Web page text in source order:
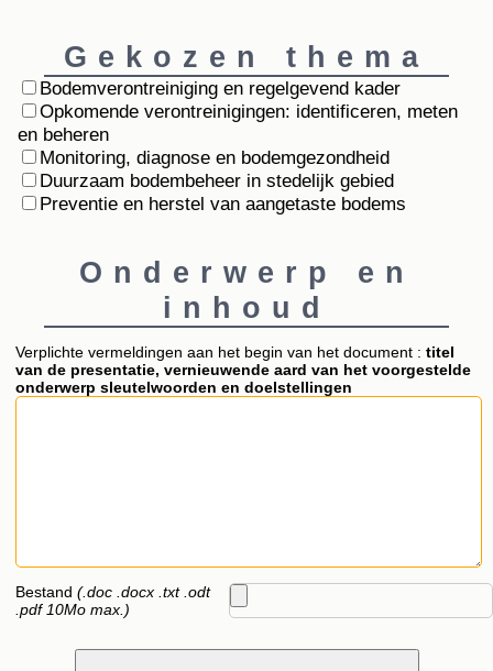
Gekozen thema
Bodemverontreiniging en regelgevend kader
Opkomende verontreinigingen: identificeren, meten
en beheren
Monitoring, diagnose en bodemgezondheid
Duurzaam bodembeheer in stedelijk gebied
Preventie en herstel van aangetaste bodems
Onderwerp en
inhoud
Verplichte vermeldingen aan het begin van het document : titel
van de presentatie, vernieuwende aard van het voorgestelde
onderwerp sleutelwoorden en doelstellingen
Bestand (.doc .docx .txt .odt
.pdf 10Mo max.)